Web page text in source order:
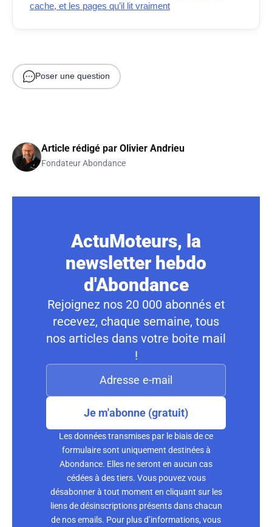
cache, et les pages qu’il lit vraiment
Poser une question
Article rédigé par Olivier Andrieu
Fondateur Abondance
ActuMoteurs, la
newsletter hebdo
d'Abondance
Rejoignez nos 20 000 abonnés et
recevez, chaque semaine, tous
nos articles dans votre boite mail
!
Je m'abonne (gratuit)
Les données transmises par le biais de ce
formulaire sont uniquement destinées à
Abondance. Elles ne seront en aucun cas
cédées à des tiers. Vous pouvez vous
désabonner à tout moment en cliquant sur les
liens de désinscriptions présents dans chacun
de nos emails. Pour plus d’informations, vous